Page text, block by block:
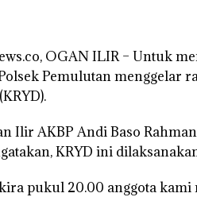
OGAN ILIR – Untuk
Pemulutan menggelar
Ilir AKBP Andi Baso
KRYD ini
pukul 20.00 anggota